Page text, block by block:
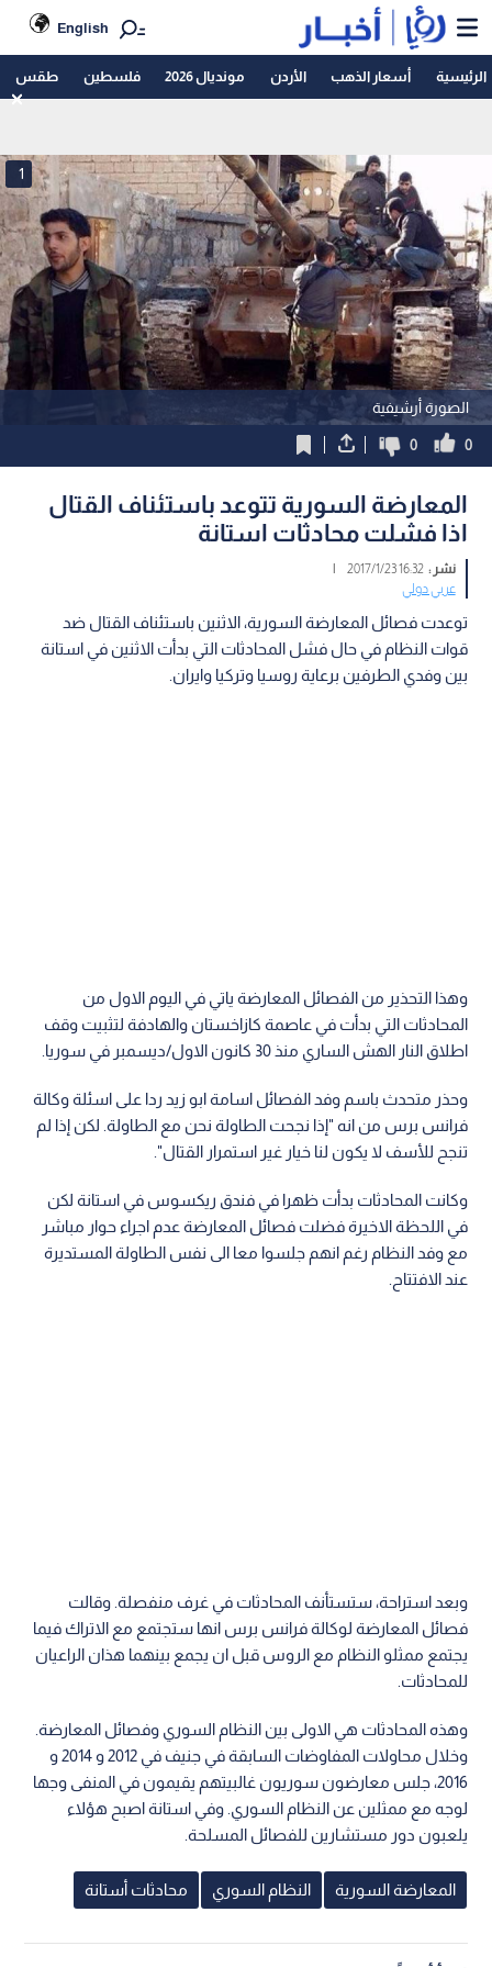
English
الرئيسية أسعار الذهب الأردن مونديال 2026 فلسطين طقس
الصورة أرشيفية
1
0
0
المعارضة السورية تتوعد باستئناف القتال
اذا فشلت محادثات استانة
نشر :16:32 2017/1/23
|
عربي دولي
توعدت فصائل المعارضة السورية، الاثنين باستئناف القتال ضد
قوات النظام في حال فشل المحادثات التي بدأت الاثنين في استانة
بين وفدي الطرفين برعاية روسيا وتركيا وايران.
وهذا التحذير من الفصائل المعارضة ياتي في اليوم الاول من
المحادثات التي بدأت في عاصمة كازاخستان والهادفة لتثبيت وقف
اطلاق النار الهش الساري منذ 30 كانون الاول/ديسمبر في سوريا.
وحذر متحدث باسم وفد الفصائل اسامة ابو زيد ردا على اسئلة وكالة
فرانس برس من انه "إذا نجحت الطاولة نحن مع الطاولة. لكن إذا لم
تنجح للأسف لا يكون لنا خيار غير استمرار القتال".
وكانت المحادثات بدأت ظهرا في فندق ريكسوس في استانة لكن
في اللحظة الاخيرة فضلت فصائل المعارضة عدم اجراء حوار مباشر
مع وفد النظام رغم انهم جلسوا معا الى نفس الطاولة المستديرة
عند الافتتاح.
وبعد استراحة، ستستأنف المحادثات في غرف منفصلة. وقالت
فصائل المعارضة لوكالة فرانس برس انها ستجتمع مع الاتراك فيما
يجتمع ممثلو النظام مع الروس قبل ان يجمع بينهما هذان الراعيان
للمحادثات.
وهذه المحادثات هي الاولى بين النظام السوري وفصائل المعارضة.
وخلال محاولات المفاوضات السابقة في جنيف في 2012 و 2014 و
2016، جلس معارضون سوريون غالبيتهم يقيمون في المنفى وجها
لوجه مع ممثلين عن النظام السوري. وفي استانة اصبح هؤلاء
يلعبون دور مستشارين للفصائل المسلحة.
المعارضة السورية النظام السوري محادثات أستانة